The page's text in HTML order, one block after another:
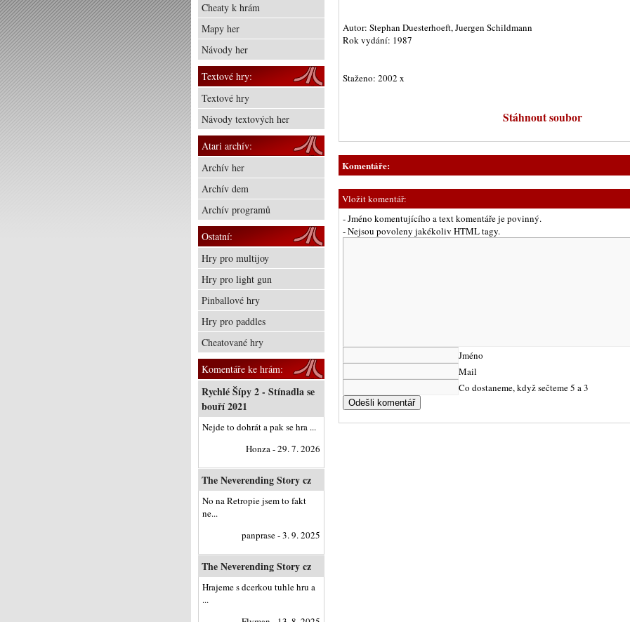
Autor: Stephan Duesterhoeft, Juergen Schildmann
Rok vydání: 1987
Staženo: 2002 x
Stáhnout soubor
Komentáře:
Vložit komentář:
- Jméno komentujícího a text komentáře je povinný.
- Nejsou povoleny jakékoliv HTML tagy.
Jméno
Mail
Co dostaneme, když sečteme 5 a 3
Cheaty k hrám
Mapy her
Návody her
Textové hry:
Textové hry
Návody textových her
Atari archív:
Archív her
Archív dem
Archív programů
Ostatní:
Hry pro multijoy
Hry pro light gun
Pinballové hry
Hry pro paddles
Cheatované hry
Komentáře ke hrám:
Rychlé Šípy 2 - Stínadla se
bouří 2021
Nejde to dohrát a pak se hra ...
Honza - 29. 7. 2026
The Neverending Story cz
No na Retropie jsem to fakt
ne...
panprase - 3. 9. 2025
The Neverending Story cz
Hrajeme s dcerkou tuhle hru a
...